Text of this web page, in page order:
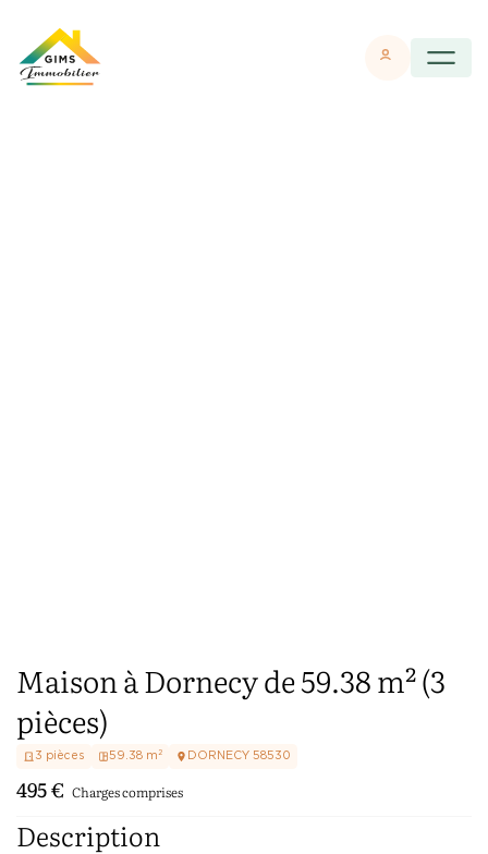
Maison à Dornecy de 59.38 m² (3
pièces)
3 pièces 59.38 m² DORNECY 58530
495€ Charges comprises
Description